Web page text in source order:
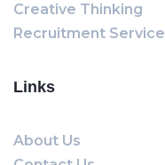
Creative Thinking
Recruitment Service
Links
About Us